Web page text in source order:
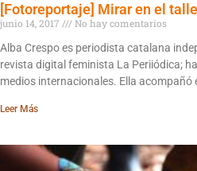
[Fotoreportaje] Mirar en el
junio 14, 2017
No hay comentarios
Alba Crespo es periodista catalana
revista digital feminista La Periiódica;
medios internacionales. Ella acompañó
Leer Más